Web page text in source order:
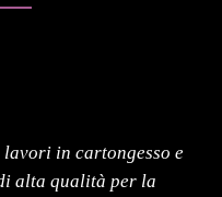
in cartongesso e
alta qualità per la